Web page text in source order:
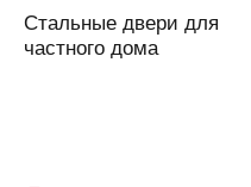
Аскарово
Стальные двери для
частного дома